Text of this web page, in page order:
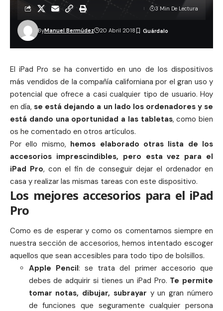
ByManuel Bermúdez 20 Abril 2018
3 Min De Lectura
El iPad Pro se ha convertido en uno de los dispositivos
más vendidos de la compañía californiana por el gran uso y
potencial que ofrece a casi cualquier tipo de usuario. Hoy
en día, se está dejando a un lado los ordenadoresy se
está dando una oportunidad a las tabletas, como bien
os he comentado en otros artículos.
Por ello mismo, hemos elaborado otras lista de los
accesorios imprescindibles, pero esta vez para el
iPad Pro, con el fin de conseguir dejar el ordenador en
casa y realizar las mismas tareas con este dispositivo.
Los mejores accesorios para el iPad
Pro
Como es de esperar y como os comentamos siempre en
nuestra sección de accesorios, hemos intentado escoger
aquellos que sean accesibles para todo tipo de bolsillos.
Apple Pencil: se trata del primer accesorio que
debes de adquirir si tienes un iPad Pro. Te permite
tomar notas, dibujar, subrayar y un gran número
de funciones que seguramente cualquier persona